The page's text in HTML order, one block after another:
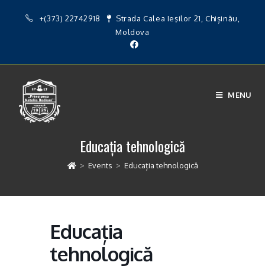
+(373) 22742918
Strada Calea Ieşilor 21, Chișinău,
Moldova
MENU
Educația tehnologică
> Events > Educația tehnologică
Educația
tehnologică